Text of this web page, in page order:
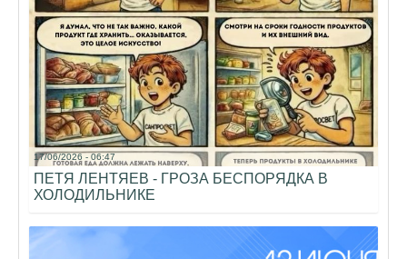
17/06/2026 - 06:47
ПЕТЯ ЛЕНТЯЕВ - ГРОЗА БЕСПОРЯДКА В
ХОЛОДИЛЬНИКЕ